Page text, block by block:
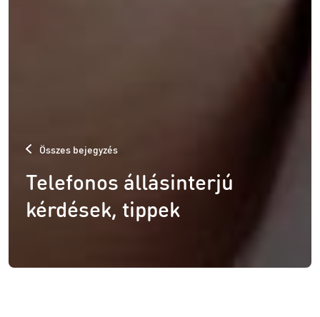
Összes bejegyzés
Telefonos állásinterjú
kérdések, tippek